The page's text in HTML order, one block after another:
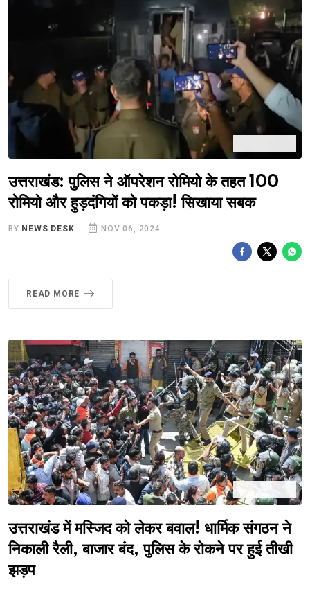
उत्तराखंड: पुलिस ने ऑपरेशन रोमियो के तहत 100
रोमियो और हुड़दंगियों को पकड़ा! सिखाया सबक
BY NEWS DESK NOV 06, 2024
READ MORE
उत्तराखंड में मस्जिद को लेकर बवाल! धार्मिक संगठन ने
निकाली रैली, बाजार बंद, पुलिस के रोकने पर हुई तीखी
झड़प